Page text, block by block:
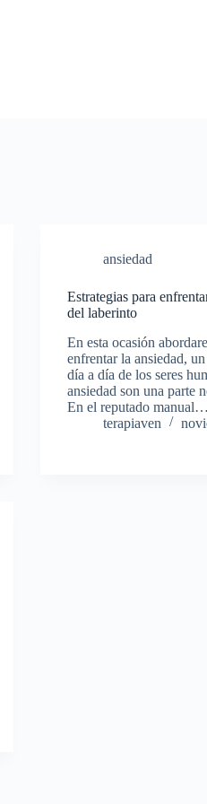
ansiedad
Estrategias para
del laberinto
En esta ocasión
enfrentar la ansiedad,
día a día de los seres
ansiedad son una parte
En el reputado manual…
terapiaven